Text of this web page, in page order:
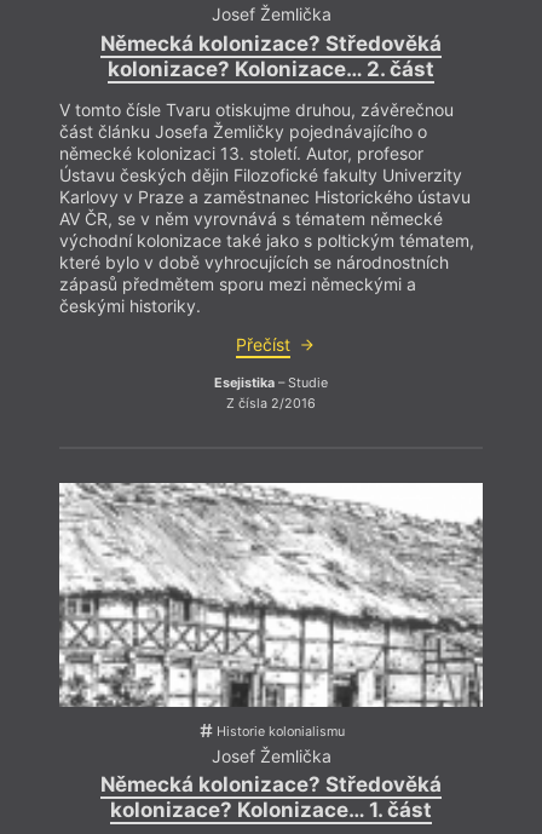
Josef Žemlička
Německá kolonizace? Středověká
kolonizace? Kolonizace… 2. část
V tomto čísle Tvaru otiskujme druhou, závěrečnou
část článku Josefa Žemličky pojednávajícího o
německé kolonizaci 13. století. Autor, profesor
Ústavu českých dějin Filozofické fakulty Univerzity
Karlovy v Praze a zaměstnanec Historického ústavu
AV ČR, se v něm vyrovnává s tématem německé
východní kolonizace také jako s poltickým tématem,
které bylo v době vyhrocujících se národnostních
zápasů předmětem sporu mezi německými a
českými historiky.
Přečíst
Esejistika – Studie
Z čísla 2/2016
Historie kolonialismu
Josef Žemlička
Německá kolonizace? Středověká
kolonizace? Kolonizace… 1. část